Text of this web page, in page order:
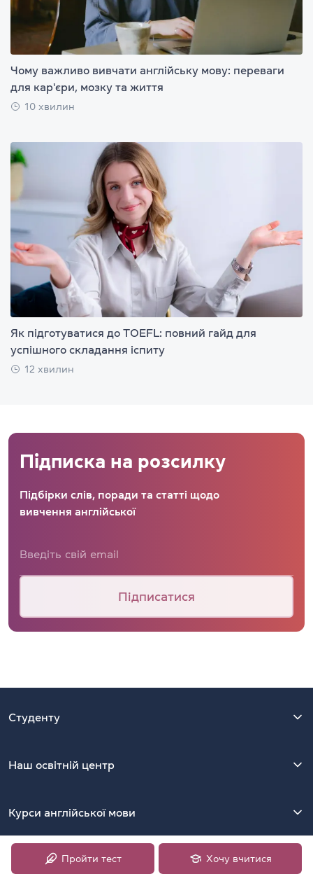
Чому важливо вивчати англійську мову: переваги
для кар'єри, мозку та життя
10 хвилин
Як підготуватися до TOEFL: повний гайд для
успішного складання іспиту
12 хвилин
Підписка на розсилку
Підбірки слів, поради та статті щодо
вивчення англійської
Підписатися
Студенту
Наш освітній центр
Курси англійської мови
Контакти Пройти тест Хочу вчитися